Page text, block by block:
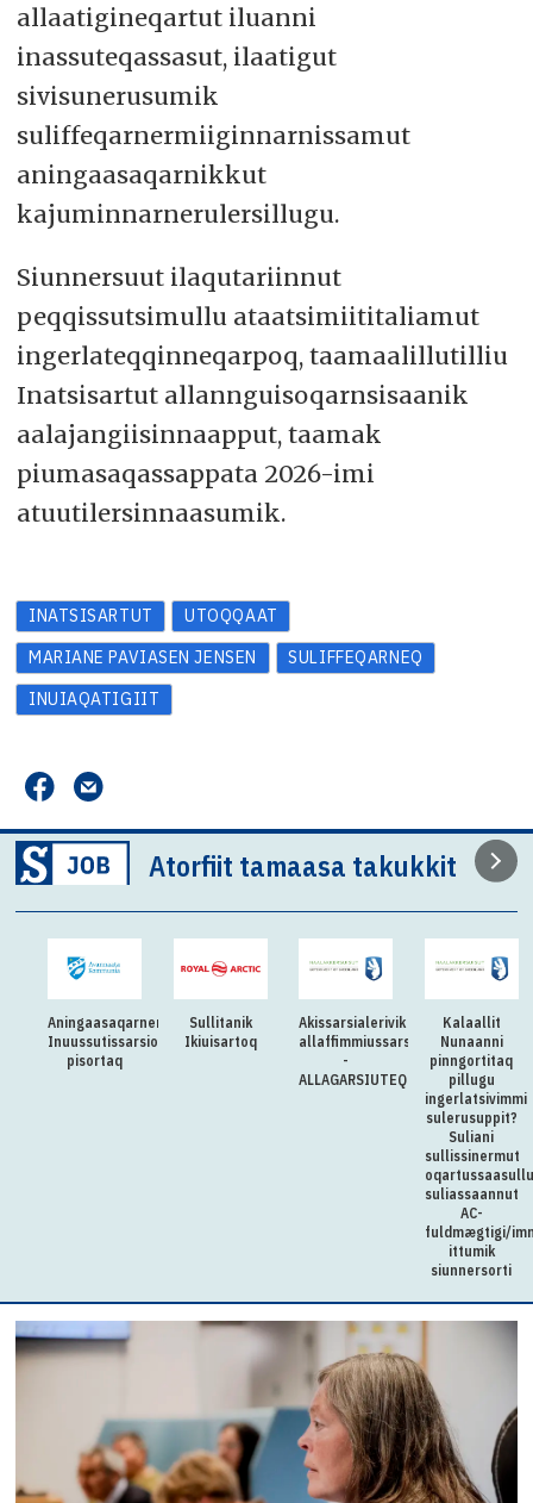
allaatigineqartut iluanni
inassuteqassasut, ilaatigut
sivisunerusumik
suliffeqarnermiiginnarnissamut
aningaasaqarnikkut
kajuminnarnerulersillugu.
Siunnersuut ilaqutariinnut
peqqissutsimullu ataatsimiititaliamut
ingerlateqqinneqarpoq, taamaalillutilliu
Inatsisartut allannguisoqarnsisaanik
aalajangiisinnaapput, taamak
piumasaqassappata 2026-imi
atuutilersinnaasumik.
INATSISARTUT
UTOQQAAT
MARIANE PAVIASEN JENSEN
SULIFFEQARNEQ
INUIAQATIGIIT
Atorfiit tamaasa takukkit
Aningaasaqarnermut
Inuussutissarsiornermut
pisortaq
Sullitanik
Ikiuisartoq
Akissarsialerivik
allaffimmiussarsiorpoq
-
ALLAGARSIUTEQQITAQ
Kalaallit
Nunaanni
pinngortitaq
pillugu
ingerlatsivimmi
sulerusuppit?
Suliani
sullissinermut
oqartussaasullu
suliassaannut
AC-
fuldmægtigi/
ittumik
siunnersorti